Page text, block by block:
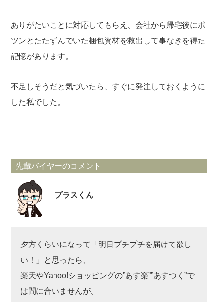
ありがたいことに対応してもらえ、会社から帰宅後にポ
ツンとたたずんでいた梱包資材を救出して事なきを得た
記憶があります。
不足しそうだと気づいたら、すぐに発注しておくように
した私でした。
先輩バイヤーのコメント
プラスくん
夕方くらいになって「明日プチプチを届けて欲し
い！」と思ったら、
楽天やYahoo!ショッピングの”あす楽””あすつく”で
は間に合いませんが、